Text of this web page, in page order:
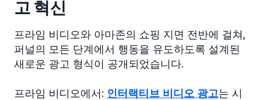
고 혁신
프라임 비디오와 아마존의 쇼핑 지면 전반에 걸쳐,
퍼널의 모든 단계에서 행동을 유도하도록 설계된
새로운 광고 형식이 공개되었습니다.
프라임 비디오에서: 인터랙티브 비디오 광고는 시